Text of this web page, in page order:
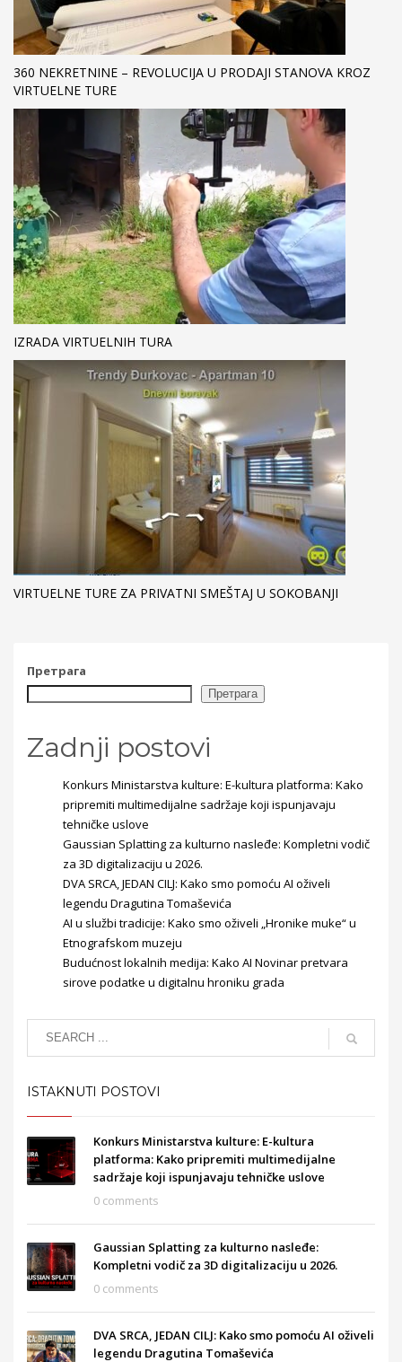
360 NEKRETNINE – REVOLUCIJA U PRODAJI STANOVA KROZ
VIRTUELNE TURE
IZRADA VIRTUELNIH TURA
VIRTUELNE TURE ZA PRIVATNI SMEŠTAJ U SOKOBANJI
Претрага
Претрага
Zadnji postovi
Konkurs Ministarstva kulture: E-kultura platforma: Kako
pripremiti multimedijalne sadržaje koji ispunjavaju
tehničke uslove
Gaussian Splatting za kulturno nasleđe: Kompletni vodič
za 3D digitalizaciju u 2026.
DVA SRCA, JEDAN CILJ: Kako smo pomoću AI oživeli
legendu Dragutina Tomaševića
AI u službi tradicije: Kako smo oživeli „Hronike muke“ u
Etnografskom muzeju
Budućnost lokalnih medija: Kako AI Novinar pretvara
sirove podatke u digitalnu hroniku grada
ISTAKNUTI POSTOVI
Konkurs Ministarstva kulture: E-kultura
platforma: Kako pripremiti multimedijalne
sadržaje koji ispunjavaju tehničke uslove
0 comments
Gaussian Splatting za kulturno nasleđe:
Kompletni vodič za 3D digitalizaciju u 2026.
0 comments
DVA SRCA, JEDAN CILJ: Kako smo pomoću AI oživeli
legendu Dragutina Tomaševića